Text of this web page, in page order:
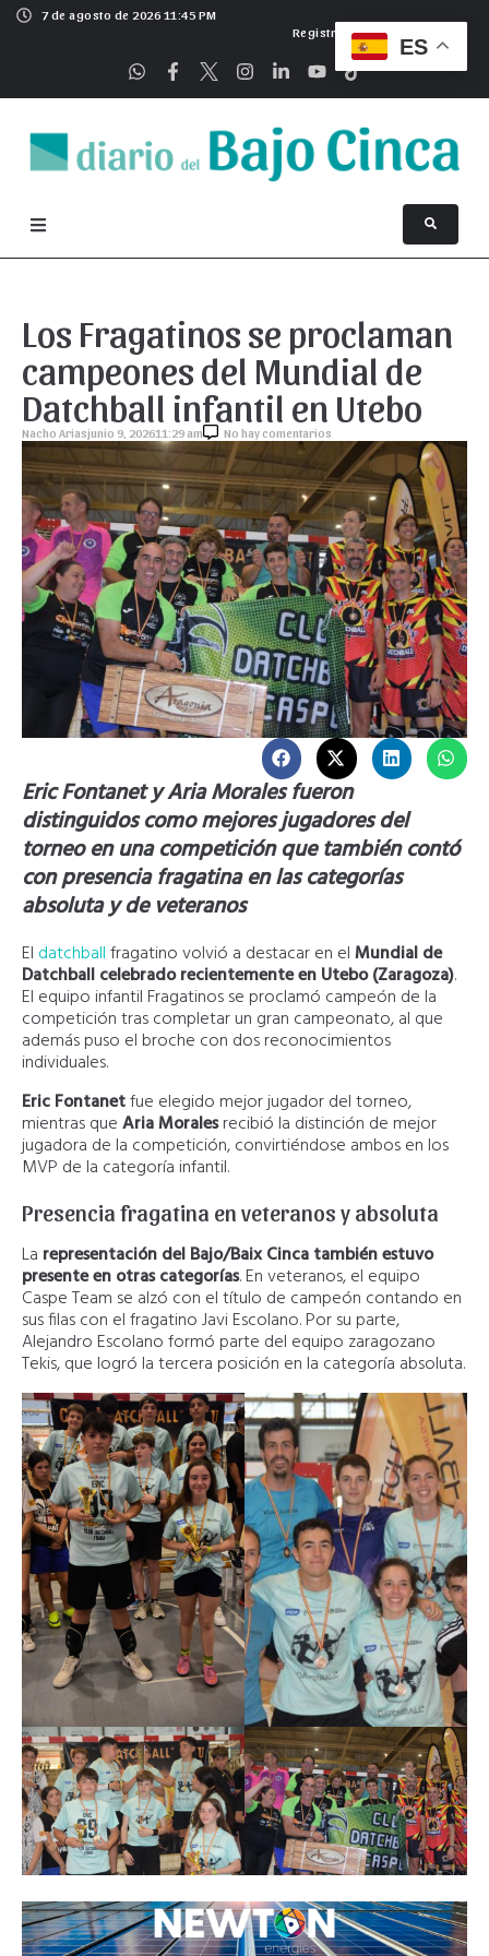
7 de agosto de 2026 11:45 PM
Registrarse
Los Fragatinos se proclaman
campeones del Mundial de
Datchball infantil en Utebo
Nacho Ariasjunio 9, 202611:29 am No hay comentarios
Eric Fontanet y Aria Morales fueron
distinguidos como mejores jugadores del
torneo en una competición que también contó
con presencia fragatina en las categorías
absoluta y de veteranos
El datchballfragatino volvió a destacar en elMundial de
Datchball celebrado recientemente en Utebo (Zaragoza).
El equipo infantil Fragatinos se proclamó campeón de la
competición tras completar un gran campeonato, al que
además puso el broche con dos reconocimientos
individuales.
Eric Fontanetfue elegido mejor jugador del torneo,
mientras queAria Moralesrecibió la distinción de mejor
jugadora de la competición, convirtiéndose ambos en los
MVP de la categoría infantil.
Presencia fragatina en veteranos y absoluta
La representación del Bajo/Baix Cinca también estuvo
presente en otras categorías. En veteranos, el equipo
Caspe Team se alzó con el título de campeón contando en
sus filas con el fragatino Javi Escolano. Por su parte,
Alejandro Escolano formó parte del equipo zaragozano
Tekis, que logró la tercera posición en la categoría absoluta.
ES